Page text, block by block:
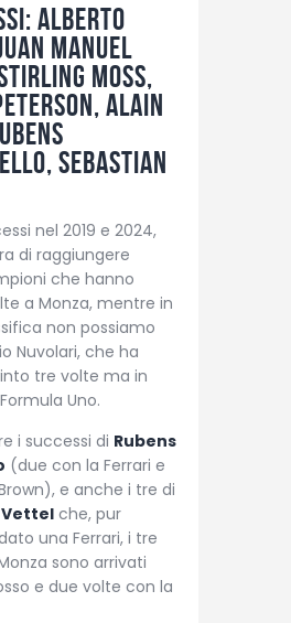
Alberto
Manuel
Moss,
Alain
Sebastian
nel 2019 e 2024,
di raggiungere
che hanno
a Monza, mentre in
non possiamo
Nuvolari, che ha
tre volte ma in
Uno.
i successi di Rubens
(due con la Ferrari e
e anche i tre di
che, pur
una Ferrari, i tre
sono arrivati
e due volte con la